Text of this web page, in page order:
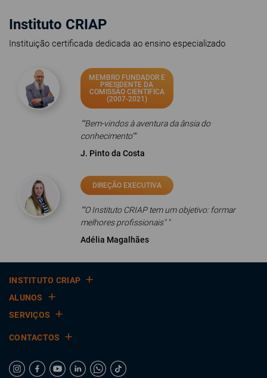
Instituto CRIAP
Instituição certificada dedicada ao ensino especializado
MEMBRO FUNDADOR E
PRESIDENTE DA
COMISSÃO CIENTIFICA
(2007-2021)
""Bem-vindos à aventura da ânsia do
conhecimento""
J. Pinto da Costa
DIREÇÃO EXECUTIVA
""O Instituto CRIAP tem um objetivo: formar
melhores profissionais" "
Adélia Magalhães
INSTITUTO CRIAP
ALUNOS
SERVIÇOS
CONTACTOS